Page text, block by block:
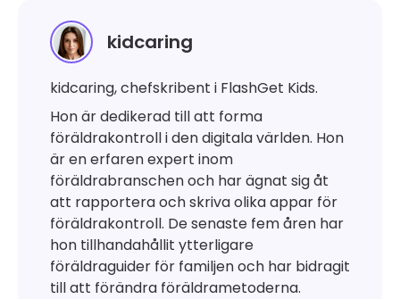
kidcaring
kidcaring, chefskribent i FlashGet Kids.
Hon är dedikerad till att forma
föräldrakontroll i den digitala världen. Hon
är en erfaren expert inom
föräldrabranschen och har ägnat sig åt
att rapportera och skriva olika appar för
föräldrakontroll. De senaste fem åren har
hon tillhandahållit ytterligare
föräldraguider för familjen och har bidragit
till att förändra föräldrametoderna.